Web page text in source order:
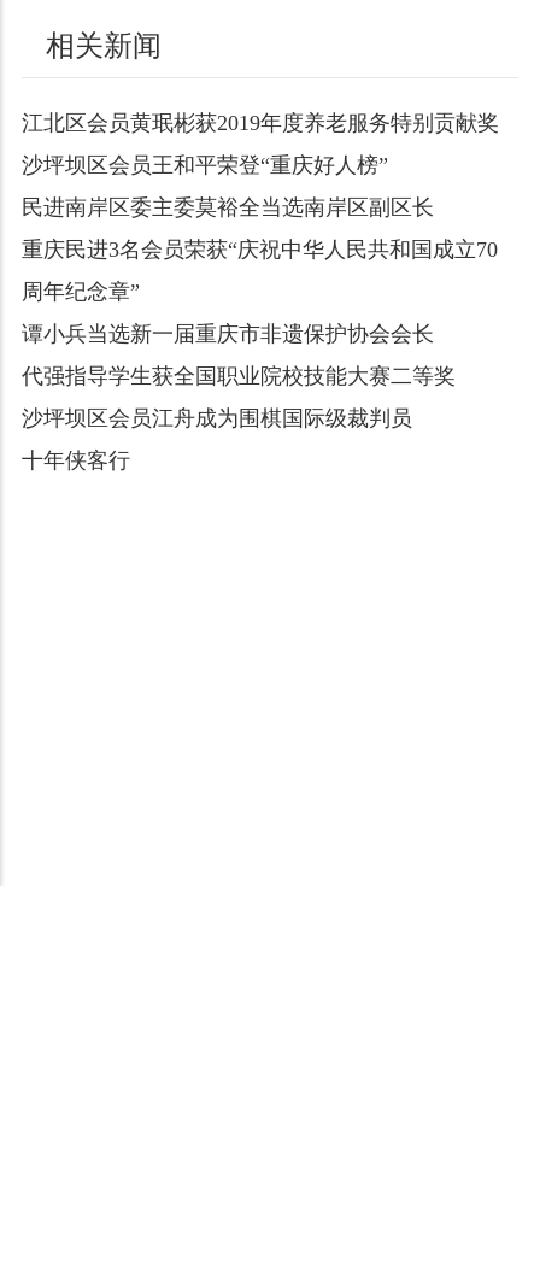
相关新闻
江北区会员黄珉彬获2019年度养老服务特别贡献奖
沙坪坝区会员王和平荣登“重庆好人榜”
民进南岸区委主委莫裕全当选南岸区副区长
重庆民进3名会员荣获“庆祝中华人民共和国成立70
周年纪念章”
谭小兵当选新一届重庆市非遗保护协会会长
代强指导学生获全国职业院校技能大赛二等奖
沙坪坝区会员江舟成为围棋国际级裁判员
十年侠客行